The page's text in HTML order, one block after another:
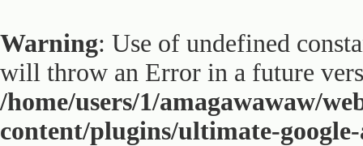
Warning: Use of undefined
will throw an Error in a future
/home/users/1/amagawawaw/
content/plugins/ultimate-